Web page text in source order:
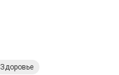
Здоровье